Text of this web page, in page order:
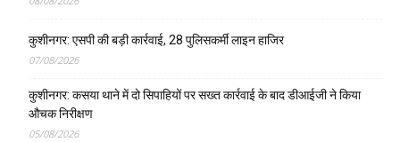
कुशीनगर: एसपी की बड़ी कार्रवाई, 28 पुलिसकर्मी लाइन हाजिर
07/08/2026
कुशीनगर: कसया थाने में दो सिपाहियों पर सख्त कार्रवाई के बाद डीआईजी ने किया
औचक निरीक्षण
05/08/2026